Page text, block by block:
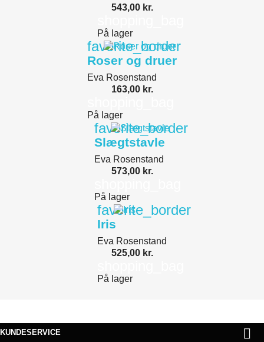
543,00 kr.
På lager
favorite_border
Roser og druer
Eva Rosenstand
163,00 kr.
På lager
favorite_border
Slægtstavle
Eva Rosenstand
573,00 kr.
På lager
favorite_border
Iris
Eva Rosenstand
525,00 kr.
På lager
KUNDESERVICE 